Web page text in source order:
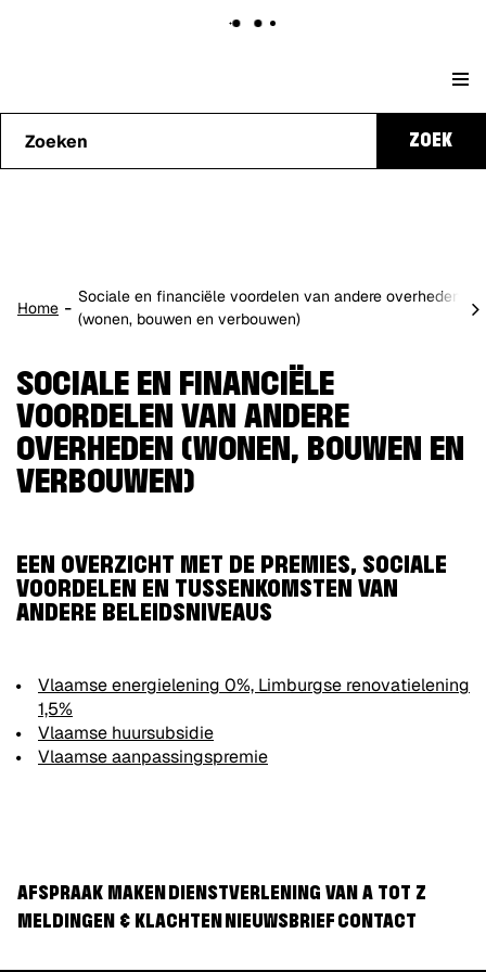
Genk
kunnen
we je
ZOEK
Home
Sociale en financiële voordelen van andere overheden
(wonen, bouwen en verbouwen)
SOCIALE EN FINANCIËLE
VOORDELEN VAN ANDERE
OVERHEDEN (WONEN, BOUWEN EN
VERBOUWEN)
EEN OVERZICHT MET DE PREMIES, SOCIALE
VOORDELEN EN TUSSENKOMSTEN VAN
ANDERE BELEIDSNIVEAUS
Vlaamse energielening 0%, Limburgse renovatielening
1,5%
Vlaamse huursubsidie
Vlaamse aanpassingspremie
AFSPRAAK MAKEN
DIENSTVERLENING VAN A TOT Z
MELDINGEN & KLACHTEN
NIEUWSBRIEF CONTACT